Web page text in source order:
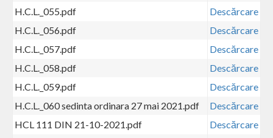
H.C.L._055.pdf
Descărcare
H.C.L._056.pdf
Descărcare
H.C.L._057.pdf
Descărcare
H.C.L._058.pdf
Descărcare
H.C.L._059.pdf
Descărcare
H.C.L._060 sedinta ordinara 27 mai 2021.pdf
Descărcare
HCL 111 DIN 21-10-2021.pdf
Descărcare